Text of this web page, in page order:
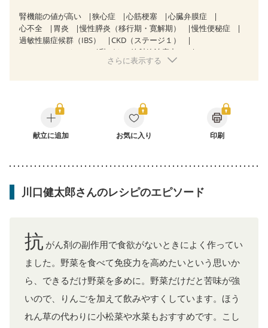
腎機能の値が高い 狭心症 心筋梗塞
心臓弁膜症
心不全
胃炎 慢性膵炎（移行期・寛解期）
慢性便秘症
過敏性腸症候群（IBS）
CKD（ステージ１）
CKD（ステージ２）
乳がん（放射線治療中）
胃がん（抗がん剤治療中）
食欲がない
骨粗しょう症
関節リウマチ
フレイル（年齢に合わせた体作り）
さらに表示する
献立に追加 お気に入り 印刷
川口健太郎さんのレシピのエピソード
抗 がん剤の副作用で食欲がないときによく作ってい
ました。野菜を食べて免疫力を高めたいという思いか
ら、できるだけ野菜を多めに。野菜だけだと苦味が強
いので、りんごを加えて飲みやすくしています。ほう
れん草の代わりに小松菜や水菜もおすすめです。こし